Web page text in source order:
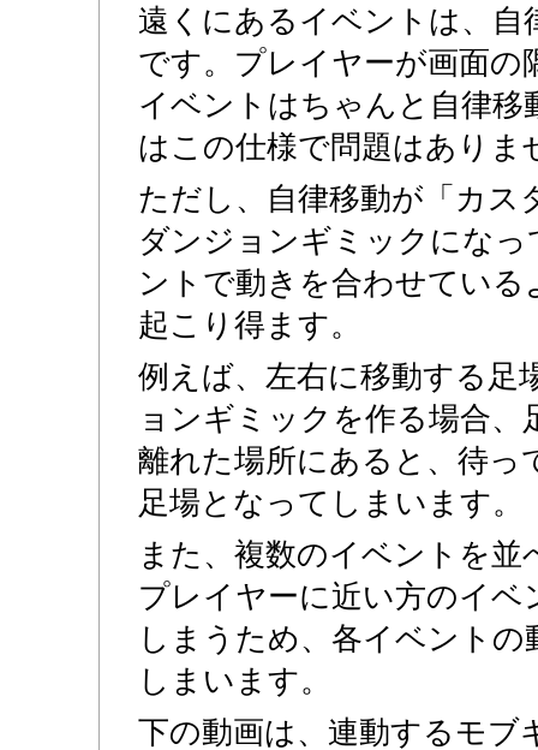
遠くにあるイベントは、自
です。プレイヤーが画面の
イベントはちゃんと自律移
はこの仕様で問題はありま
ただし、自律移動が「カス
ダンジョンギミックにな
ントで動きを合わせている
起こり得ます。
例えば、左右に移動する足
ョンギミックを作る場合、
離れた場所にあると、待っ
足場となってしまいます。
また、複数のイベントを
プレイヤーに近い方のイベ
しまうため、各イベント
しまいます。
下の動画は、連動するモブ